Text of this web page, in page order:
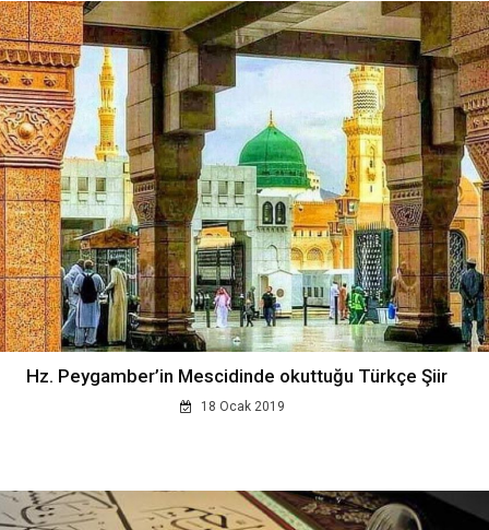
Hz. Peygamber’in Mescidinde okuttuğu Türkçe Şiir
18 Ocak 2019